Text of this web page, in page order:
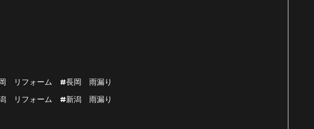
フォーム #長岡 雨漏り
フォーム #新潟 雨漏り